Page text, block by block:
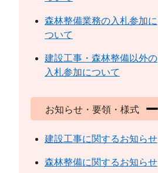
森林整備業務の入札参加に
ついて
建設工事・森林整備以外の
入札参加について
お知らせ・要領・様式
建設工事に関するお知らせ
森林整備に関するお知らせ